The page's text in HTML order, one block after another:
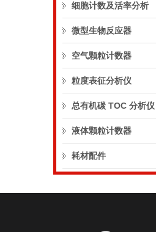
细胞计数及活率分析
微型生物反应器
空气颗粒计数器
粒度表征分析仪
总有机碳 TOC 分析仪
液体颗粒计数器
耗材配件